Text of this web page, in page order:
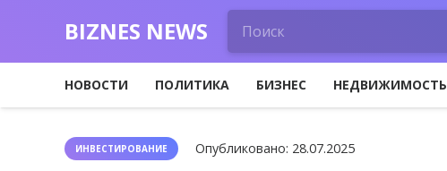
BIZNES NEWS
НОВОСТИ ПОЛИТИКА БИЗНЕС НЕДВИЖИМОСТЬ
ИНВЕСТИРОВАНИЕ Опубликовано: 28.07.2025